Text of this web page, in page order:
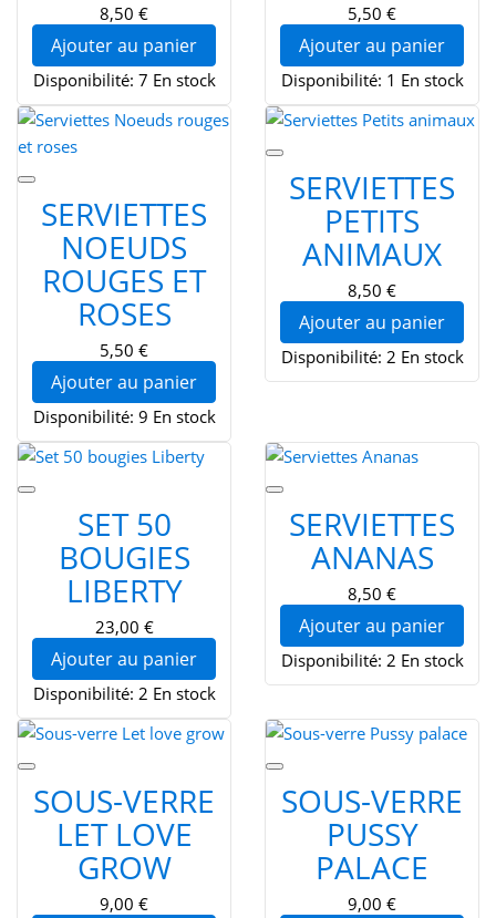
8,50 €
Ajouter au panier
Disponibilité: 7 En stock
5,50 €
Ajouter au panier
Disponibilité: 1 En stock
SERVIETTES
NOEUDS
ROUGES ET
ROSES
5,50 €
Ajouter au panier
Disponibilité: 9 En stock
SERVIETTES
PETITS
ANIMAUX
8,50 €
Ajouter au panier
Disponibilité: 2 En stock
SET 50
BOUGIES
LIBERTY
23,00 €
Ajouter au panier
Disponibilité: 2 En stock
SERVIETTES
ANANAS
8,50 €
Ajouter au panier
Disponibilité: 2 En stock
SOUS-VERRE
LET LOVE
GROW
9,00 €
SOUS-VERRE
PUSSY
PALACE
9,00 €